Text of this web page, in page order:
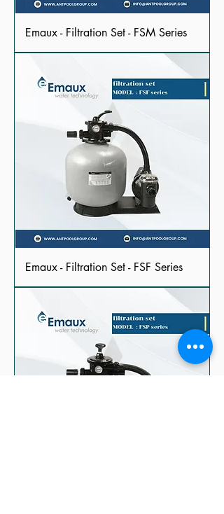
Emaux - Filtration Set - FSM Series
Emaux - Filtration Set - FSF Series